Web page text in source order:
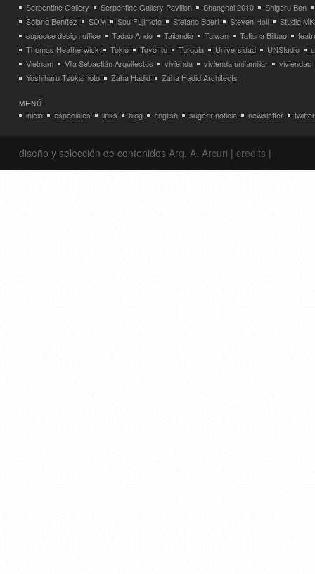
Serpentine Gallery
Serpentine Gallery Pavilion Shanghai 2010
Shigeru Ban
Solano Benítez
SOM Sou Fujimoto Stefano Boeri Steven Holl
Studio
suppose design office
Tadao Ando Tailandia Taiwan Tatiana Bilbao
Thomas Heatherwick
Tokio Toyo Ito Turquia Universidad UNStudio
Vietnam
Vila Sebastián Arquitectos vivienda vivienda unifamiliar
viviendas
Yoshiharu Tsukamoto
Zaha Hadid Zaha Hadid Architects
MENÚ
inicio especiales links blog english sugerir noticia newsletter twitter
diseño y selección de contenidos Arq. A. Arcuri | credits |